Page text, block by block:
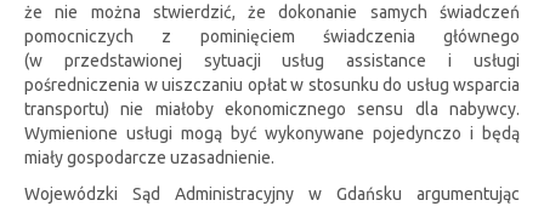
że nie można stwierdzić, że dokonanie samych świadczeń
pomocniczych z pominięciem świadczenia głównego
(w przedstawionej sytuacji usług assistance i usługi
pośredniczenia w uiszczaniu opłat w stosunku do usług wsparcia
transportu) nie miałoby ekonomicznego sensu dla nabywcy.
Wymienione usługi mogą być wykonywane pojedynczo i będą
miały gospodarcze uzasadnienie.
Wojewódzki Sąd Administracyjny w Gdańsku argumentując